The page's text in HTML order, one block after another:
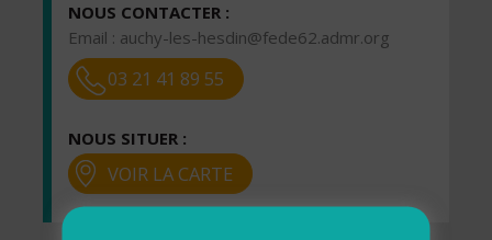
NOUS CONTACTER :
Email : auchy-les-hesdin@fede62.admr.org
03 21 41 89 55
NOUS SITUER :
VOIR LA CARTE